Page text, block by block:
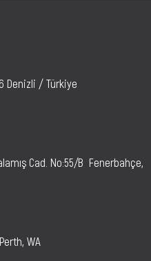
Denizli / Türkiye
Cad. No:55/B Fenerbahçe,
WA